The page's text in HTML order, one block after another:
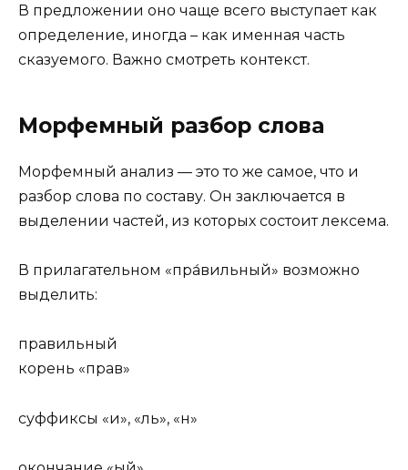
В предложении оно чаще всего выступает как
определение, иногда – как именная часть
сказуемого. Важно смотреть контекст.
Морфемный разбор слова
Морфемный анализ — это то же самое, что и
разбор слова по составу. Он заключается в
выделении частей, из которых состоит лексема.
В прилагательном «пра́вильный» возможно
выделить:
правильный
корень «прав»
суффиксы «и», «ль», «н»